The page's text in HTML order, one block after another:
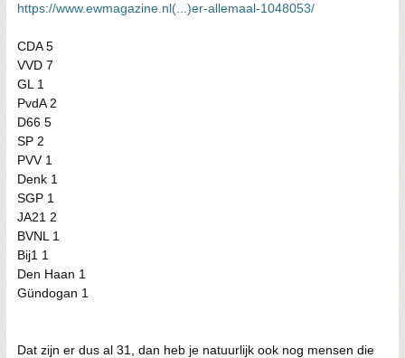
https://www.ewmagazine.nl(...)er-allemaal-1048053/
CDA 5
VVD 7
GL 1
PvdA 2
D66 5
SP 2
PVV 1
Denk 1
SGP 1
JA21 2
BVNL 1
Bij1 1
Den Haan 1
Gündogan 1
Dat zijn er dus al 31, dan heb je natuurlijk ook nog mensen die